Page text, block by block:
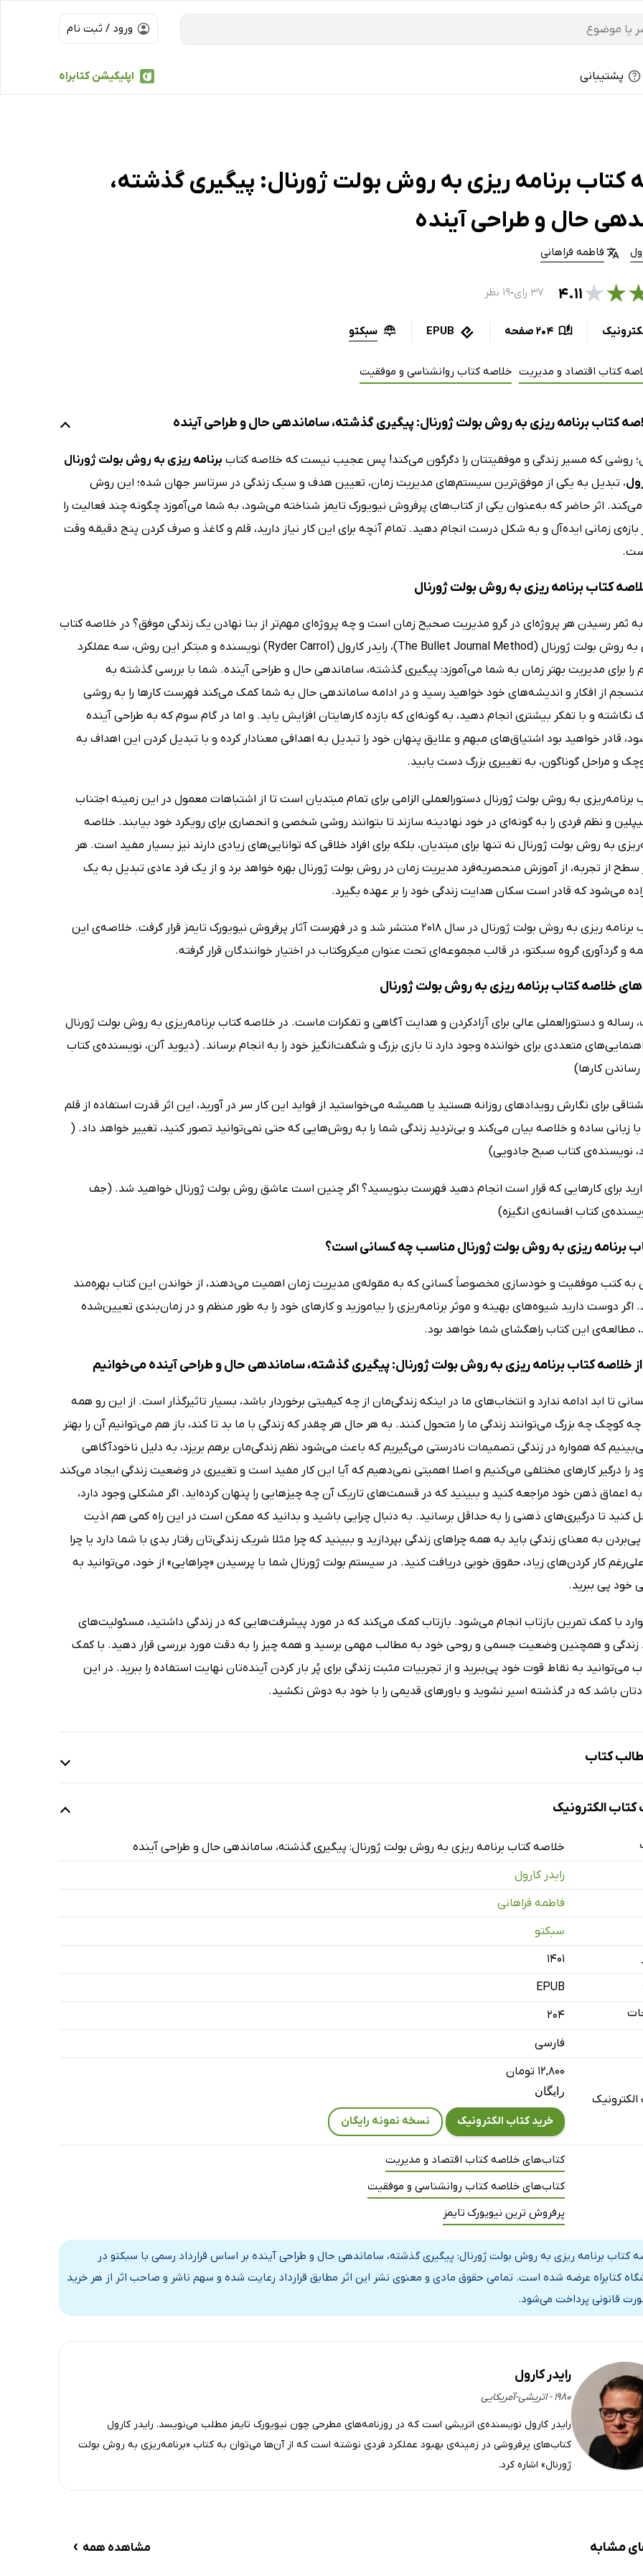
ورود / ثبت نام
اپلیکیشن کتابراه پشتیبانی
کتاب برنامه ریزی به روش بولت ژورنال: پیگیری گذشته،
حال و طراحی آینده
فاطمه فراهانی
★
★۴.۱۱ ۳۷ رای ● ۱۹ نظر
204 صفحه EPUB سبکتو
کتاب اقتصاد و مدیریت خلاصه کتاب روانشناسی و موفقیت
کتاب برنامه ریزی به روش بولت ژورنال: پیگیری گذشته، ساماندهی حال و طراحی آینده
روشی که مسیر زندگی و موفقیتتان را دگرگون می‌کند! پس عجیب نیست که خلاصه کتاب برنامه ریزی به روش بولت ژورنال
، تبدیل به یکی از موفق‌ترین سیستم‌های مدیریت زمان، تعیین هدف و سبک زندگی در سرتاسر جهان شده؛ این روش
می‌کند. اثر حاضر که به‌عنوان یکی از کتاب‌های پرفروش نیویورک تایمز شناخته می‌شود، به شما می‌آموزد چگونه چند فعالیت را
بازه‌ی زمانی ایده‌آل و به شکل درست انجام دهید. تمام آنچه برای این کار نیاز دارید، قلم و کاغذ و صرف کردن پنج دقیقه وقت
کتاب برنامه ریزی به روش بولت ژورنال
ثمر رسیدن هر پروژه‌ای در گرو مدیریت صحیح زمان است و چه پروژه‌ای مهم‌تر از بنا نهادن یک زندگی موفق؟ در خلاصه کتاب
برنامه ریزی به روش بولت ژورنال (The Bullet Journal Method)، رایدر کارول (Ryder Carrol) نویسنده و مبتکر این روش، سه عملکرد
را برای مدیریت بهتر زمان به شما می‌آموزد: پیگیری گذشته، ساماندهی حال و طراحی آینده. شما با بررسی گذشته به
از افکار و اندیشه‌های خود خواهید رسید و در ادامه‌ ساماندهی حال به شما کمک می‌کند فهرست کارها را به روشی
و با تفکر بیشتری انجام دهید، به گونه‌ای که بازده کارهایتان افزایش یابد. و اما در گام سوم که به طراحی آینده
قادر خواهید بود اشتیاق‌های مبهم و علایق پنهان خود را تبدیل به اهدافی معنادار کرده و با تبدیل کردن این اهداف به
و مراحل گوناگون، به تغییری بزرگ دست یابید.
برنامه‌ریزی به روش بولت ژورنال دستورالعملی الزامی برای تمام مبتدیان است تا از اشتباهات معمول در این زمینه اجتناب
و نظم فردی را به گونه‌ای در خود نهادینه سازند تا بتوانند روشی شخصی و انحصاری برای رویکرد خود بیابند. خلاصه
به روش بولت ژورنال نه تنها برای مبتدیان، بلکه برای افراد خلاقی که توانایی‌های زیادی دارند نیز بسیار مفید است. هر
از تجربه، از آموزش منحصربه‌فرد مدیریت زمان در روش بولت ژورنال بهره خواهد برد و از یک فرد عادی تبدیل به یک
می‌شود که قادر است سکان هدایت زندگی خود را بر عهده بگیرد.
خلاصه کتاب برنامه ریزی به روش بولت ژورنال در سال 2018 منتشر شد و در فهرست آثار پرفروش نیویورک تایمز قرار گرفت. خلاصه‌ی این
و گردآوری گروه سبکتو، در قالب مجموعه‌ای تحت عنوان میکروکتاب در اختیار خوانندگان قرار گرفته.
خلاصه کتاب برنامه ریزی به روش بولت ژورنال
رساله و دستورالعملی عالی برای آزادکردن و هدایت آگاهی و تفکرات ماست. در خلاصه کتاب برنامه‌ریزی به روش بولت ژورنال
متعددی برای خواننده وجود دارد تا بازی بزرگ و شگفت‌انگیز خود را به انجام برساند. (دیوید آلن، نویسنده‌ی کتاب
رساندن کارها)
برای نگارش رویدادهای روزانه هستید یا همیشه می‌خواستید از فواید این کار سر در آورید، این اثر قدرت استفاده از قلم
با زبانی ساده و خلاصه بیان می‌کند و بی‌تردید زندگی شما را به روش‌هایی که حتی نمی‌توانید تصور کنید، تغییر خواهد داد. (
نویسنده‌ی کتاب صبح جادویی)
برای کارهایی که قرار است انجام دهید فهرست بنویسید؟ اگر چنین است عاشق روش بولت ژورنال خواهید شد. (جف
کتاب افسانه‌ی انگیزه)
برنامه ریزی به روش بولت ژورنال مناسب چه کسانی است؟
به کتب موفقیت و خودسازی مخصوصاً کسانی که به مقوله‌ی مدیریت زمان اهمیت می‌دهند، از خواندن این کتاب بهره‌مند
دوست دارید شیوه‌های بهینه و موثر برنامه‌ریزی را بیاموزید و کارهای خود را به طور منظم و در زمان‌بندی تعیین‌شده
مطالعه‌ی این کتاب راهگشای شما خواهد بود.
خلاصه کتاب برنامه ریزی به روش بولت ژورنال: پیگیری گذشته، ساماندهی حال و طراحی آینده می‌خوانیم
تا ابد ادامه ندارد و انتخاب‌های ما در اینکه زندگی‌مان از چه کیفیتی برخوردار باشد، بسیار تاثیرگذار است. از این رو همه
چه کوچک چه بزرگ می‌توانند زندگی ما را متحول کنند. به هر حال هر چقدر که زندگی با ما بد تا کند، باز هم می‌توانیم آن را بهتر
که همواره در زندگی تصمیمات نادرستی می‌گیریم که باعث می‌شود نظم زندگی‌مان برهم بریزد، به دلیل ناخودآگاهی
را درگیر کارهای مختلفی می‌کنیم و اصلا اهمیتی نمی‌دهیم که آیا این کار مفید است و تغییری در وضعیت زندگی ایجاد می‌کند
به اعماق ذهن خود مراجعه کنید و ببینید که در قسمت‌های تاریک آن چه چیزهایی را پنهان کرده‌اید. اگر مشکلی وجود دارد،
کنید تا درگیری‌های ذهنی را به حداقل برسانید. به دنبال چرایی باشید و بدانید که ممکن است در این راه کمی هم اذیت
به معنای زندگی باید به همه چراهای زندگی بپردازید و ببینید که چرا مثلا شریک زندگی‌تان رفتار بدی با شما دارد یا چرا
کار کردن‌های زیاد، حقوق خوبی دریافت کنید. در سیستم بولت ژورنال شما با پرسیدن «چراهایی» از خود، می‌توانید به
خود پی ببرید.
با کمک تمرین بازتاب انجام می‌شود. بازتاب کمک می‌کند که در مورد پیشرفت‌هایی که در زندگی داشتید، مسئولیت‌های
زندگی و همچنین وضعیت جسمی و روحی خود به مطالب مهمی برسید و همه چیز را به دقت مورد بررسی قرار دهید. با کمک
می‌توانید به نقاط قوت خود پی‌ببرید و از تجربیات مثبت زندگی برای پُر بار کردن آینده‌تان نهایت استفاده را ببرید. در این
باشد که در گذشته اسیر نشوید و باورهای قدیمی را با خود به دوش نکشید.
کتاب
افکار اضافی، خالی کنید
مناسب
شخصی‌سازی بولت ژورنال
پاسخ به چرایی شما
عمل
الکترونیک
خلاصه کتاب برنامه ریزی به روش بولت ژورنال: پیگیری گذشته، ساماندهی حال و طراحی آینده
رایدر کارول
فاطمه فراهانی
سبکتو
۱۴۰۱
EPUB
204
فارسی
۱۲,۸۰۰ تومان
رایگان
خرید کتاب الکترونیک نسخه نمونه رایگان
کتاب‌های خلاصه کتاب اقتصاد و مدیریت
کتاب‌های خلاصه کتاب روانشناسی و موفقیت
پرفروش ترین نیویورک تایمز
کتاب برنامه ریزی به روش بولت ژورنال: پیگیری گذشته، ساماندهی حال و طراحی آینده بر اساس قرارداد رسمی با سبکتو در
کتابراه عرضه شده است. تمامی حقوق مادی و معنوی نشر این اثر مطابق قرارداد رعایت شده و سهم ناشر و صاحب اثر از هر خرید
قانونی پرداخت می‌شود.
رایدر کارول
۱۹۸۰ - اتریشی-آمریکایی
رایدر کارول نویسنده‌ی اتریشی است که در روزنامه‌های مطرحی چون نیویورک تایمز مطلب می‌نویسد. رایدر کارول
کتاب‌های پرفروشی در زمینه‌ی بهبود عملکرد فردی نوشته است که از آن‌ها می‌توان به کتاب «برنامه‌ریزی به روش بولت
ژورنال» اشاره کرد.
مشابه مشاهده همه ›